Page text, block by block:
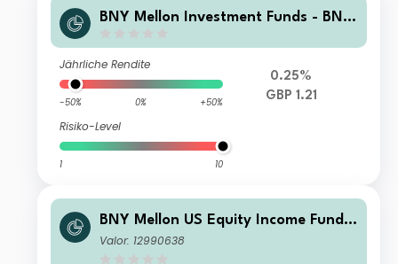
BNY Mellon Investment Funds - BNY
utional Shares 5 Accumulation
Jährliche Rendite
-50% 0% +50%
Risiko-Level
1 10
0.25%
GBP 1.21
BNY Mellon US Equity Income Fund
U1 Shares Income
Valor: 12990638